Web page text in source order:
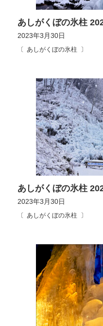
2023年3月30日
あしがくぼの氷柱
あしがくぼの氷柱
2023年3月30日
あしがくぼの氷柱
あしがくぼの氷柱